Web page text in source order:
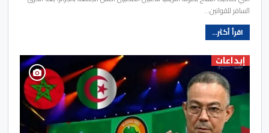
السافر للقوانين…
اقرأ أكثر...
إبداعات